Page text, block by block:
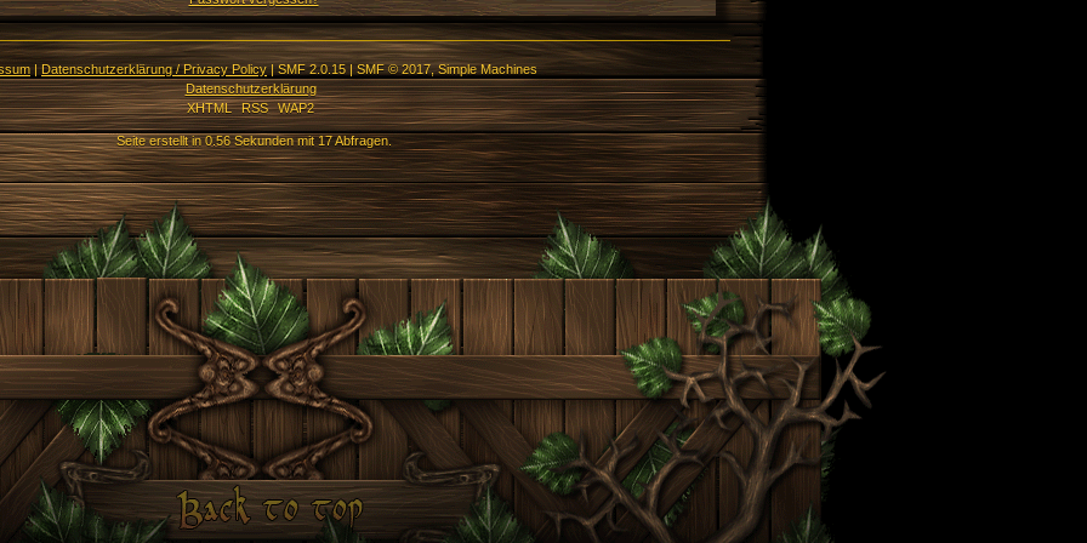
|Datenschutzerklärung / Privacy Policy|SMF 2.0.15 | SMF © 2017,Simple Machines
Datenschutzerklärung
XHTML
RSS WAP2
Seite erstellt in 0.56 Sekunden mit 17 Abfragen.